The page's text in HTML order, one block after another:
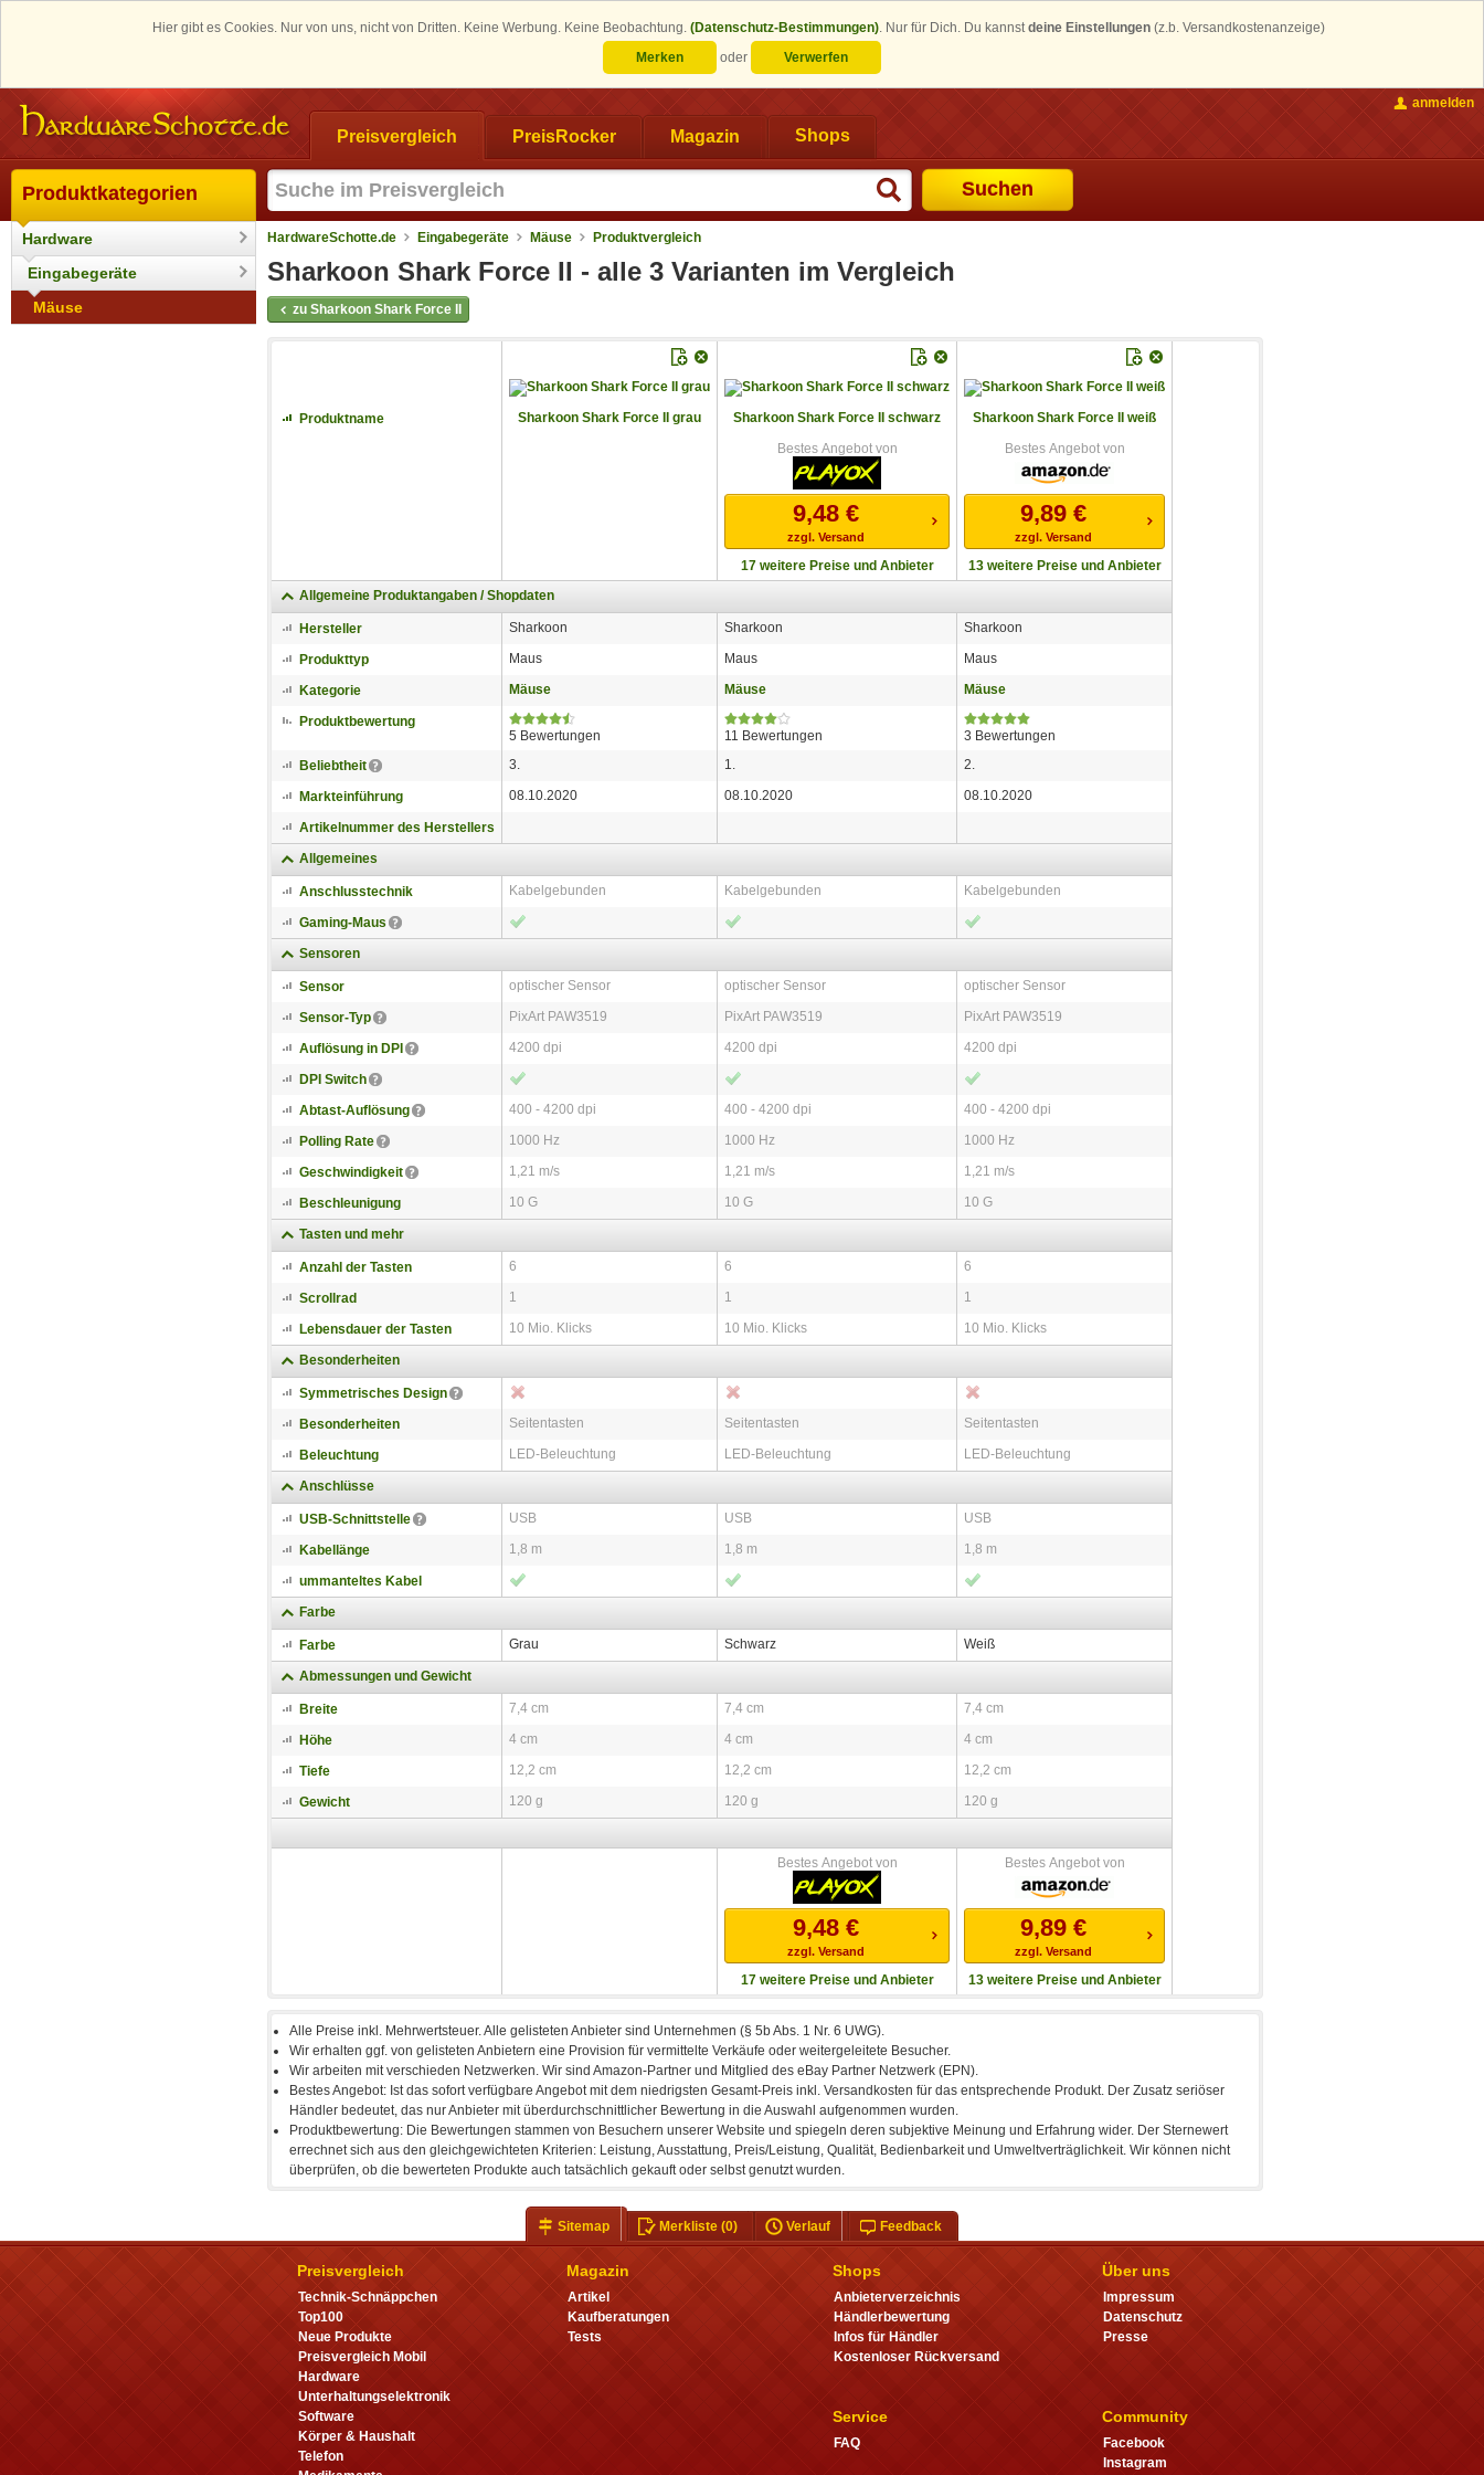
Hier gibt es Cookies. Nur von uns, nicht von Dritten. Keine Werbung. Keine Beobachtung. (Datenschutz-Bestimmungen). Nur für Dich. Du kannstdeine Einstellungen (z.b. Versandkostenanzeige)
Merken
oder Verwerfen
Preisvergleich PreisRocker Magazin Shops
Suchen
anmelden
Produktkategorien
Hardware
Eingabegeräte
Mäuse
HardwareSchotte.de Eingabegeräte Mäuse Produktvergleich
Sharkoon Shark Force II - alle 3 Varianten im Vergleich
zu Sharkoon Shark Force II
Produktname Sharkoon Shark Force II grau Sharkoon Shark Force II schwarz
Sharkoon Shark Force II weiß
Bestes Angebot von
9,48 €
zzgl. Versand
17 weitere Preise und Anbieter
Bestes Angebot von
9,89 €
zzgl. Versand
13 weitere Preise und Anbieter
Allgemeine Produktangaben / Shopdaten
Hersteller Sharkoon Sharkoon Sharkoon
Produkttyp Maus Maus Maus
Kategorie Mäuse Mäuse Mäuse
Produktbewertung
5 Bewertungen
11 Bewertungen
3 Bewertungen
Beliebtheit
3. 1. 2.
Markteinführung 08.10.2020 08.10.2020 08.10.2020
Artikelnummer des Herstellers
Allgemeines
Anschlusstechnik Kabelgebunden Kabelgebunden Kabelgebunden
Gaming-Maus
Sensoren
Sensor optischer Sensor optischer Sensor optischer Sensor
Sensor-Typ PixArt PAW3519 PixArt PAW3519 PixArt PAW3519
Auflösung in DPI 4200 dpi 4200 dpi 4200 dpi
DPI Switch
Abtast-Auflösung
400 - 4200 dpi 400 - 4200 dpi 400 - 4200 dpi
Polling Rate 1000 Hz 1000 Hz 1000 Hz
Geschwindigkeit 1,21 m/s 1,21 m/s 1,21 m/s
Beschleunigung 10 G 10 G 10 G
Tasten und mehr
Anzahl der Tasten 6 6 6
Scrollrad 1 1 1
Lebensdauer der Tasten 10 Mio. Klicks 10 Mio. Klicks 10 Mio. Klicks
Besonderheiten
Symmetrisches Design
Besonderheiten
Seitentasten Seitentasten Seitentasten
Beleuchtung LED-Beleuchtung LED-Beleuchtung LED-Beleuchtung
Anschlüsse
USB-Schnittstelle USB USB USB
Kabellänge 1,8 m 1,8 m 1,8 m
ummanteltes Kabel
Farbe
Farbe Grau Schwarz Weiß
Abmessungen und Gewicht
Breite 7,4 cm 7,4 cm 7,4 cm
Höhe 4 cm 4 cm 4 cm
Tiefe 12,2 cm 12,2 cm 12,2 cm
Gewicht 120 g 120 g 120 g
Bestes Angebot von
9,48 €
zzgl. Versand
17 weitere Preise und Anbieter
Bestes Angebot von
9,89 €
zzgl. Versand
13 weitere Preise und Anbieter
Sitemap Merkliste(0) Verlauf Feedback
Preisvergleich
Technik-Schnäppchen
Top100
Neue Produkte
Preisvergleich Mobil
Hardware
Unterhaltungselektronik
Software
Körper & Haushalt
Telefon
Magazin
Artikel
Kaufberatungen
Tests
Shops
Anbieterverzeichnis
Händlerbewertung
Infos für Händler
Kostenloser Rückversand
Service
FAQ
Über uns
Impressum
Datenschutz
Presse
Community
Facebook
Instagram